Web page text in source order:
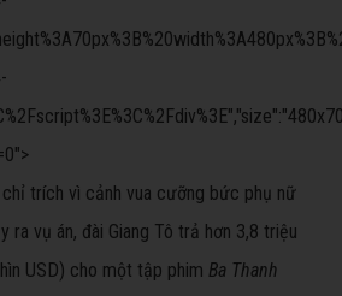
trích vì cảnh vua cưỡng bức phụ nữ
ra vụ án, đài Giang Tô trả hơn 3,8 triệu
USD) cho một tập phim Ba Thanh